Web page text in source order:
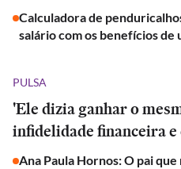
Calculadora de
salário com os benefícios de
PULSA
'Ele dizia ganhar o
infidelidade financeira
Ana Paula Hornos: O pai